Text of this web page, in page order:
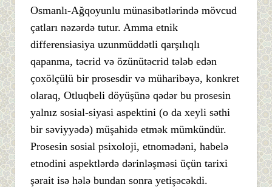
Osmanlı-Ağqoyunlu münasibətlərində mövcud
çatları nəzərdə tutur. Amma etnik
differensiasiya uzunmüddətli qarşılıqlı
qapanma, təcrid və özünütəcrid tələb edən
çoxölçülü bir prosesdir və müharibəyə, konkret
olaraq, Otluqbeli döyüşünə qədər bu prosesin
yalnız sosial-siyasi aspektini (o da xeyli səthi
bir səviyyədə) müşahidə etmək mümkündür.
Prosesin sosial psixoloji, etnomədəni, habelə
etnodini aspektlərdə dərinləşməsi üçün tarixi
şərait isə hələ bundan sonra yetişəcəkdi.